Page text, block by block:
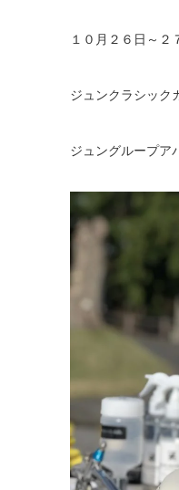
１０月２６日～２
ジュンクラシック
ジュングループア